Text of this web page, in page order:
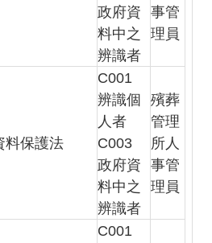
政府資
料中之
辨識者
事管
理員
料保護法
C001
辨識個
人者
C003
政府資
料中之
辨識者
殯葬
管理
所人
事管
理員
C001